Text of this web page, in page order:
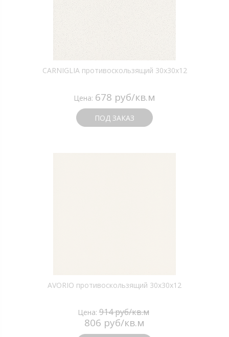
CARNIGLIA противоскользящий 30х30х12
Цена: 678 руб/кв.м
ПОД ЗАКАЗ
AVORIO противоскользящий 30х30х12
Цена:914 руб/кв.м
806 руб/кв.м